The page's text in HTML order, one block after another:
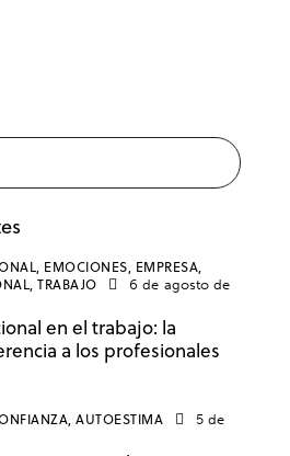
EMOCIONES, EMPRESA,
TRABAJO
6 de agosto de
en el trabajo: la
a los profesionales
AUTOESTIMA
5 de